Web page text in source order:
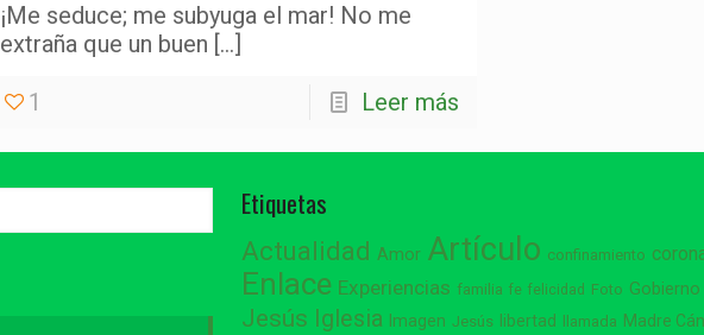
¡Me seduce; me subyuga el mar! No me
extraña que un buen […]
1 Leer más
Etiquetas
Actualidad Amor Artículo confinamiento
Enlace Experiencias familia fe felicidad Foto
Jesús Iglesia Imagen Jesús libertad llamada Madre